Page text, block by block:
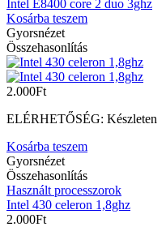
Intel E8400 core 2 duo 3ghz
Kosárba teszem
Gyorsnézet
Összehasonlítás
2.000Ft
ELÉRHETŐSÉG: Készleten
Kosárba teszem
Gyorsnézet
Összehasonlítás
Használt processzorok
Intel 430 celeron 1,8ghz
2.000Ft